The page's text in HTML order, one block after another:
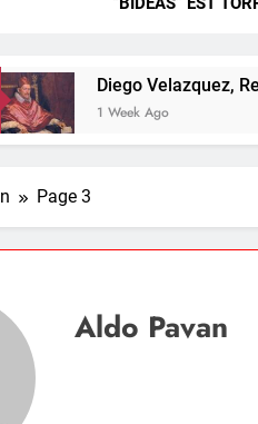
Velazquez, Retratu de
Week Ago
Page 3
Aldo Pavan